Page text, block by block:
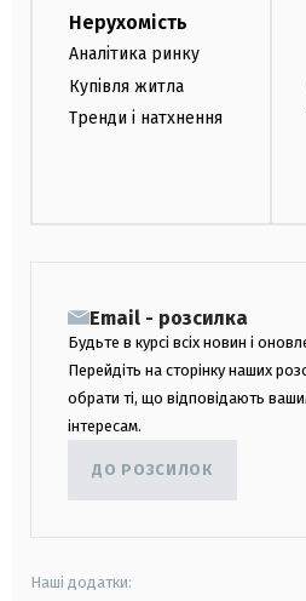
Нерухомість
Аналітика ринку
Купівля житла
Тренди і натхнення
Email - розсилка
Будьте в курсі всіх новин і
Перейдіть на сторінку наших
обрати ті, що відповідають
інтересам.
ДО РОЗСИЛОК
Наші додатки: